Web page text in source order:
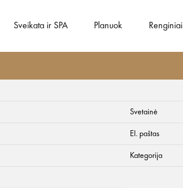
Sveikata ir SPA Planuok Renginiai
& SPA
Svetainė
El. paštas
Kategorija